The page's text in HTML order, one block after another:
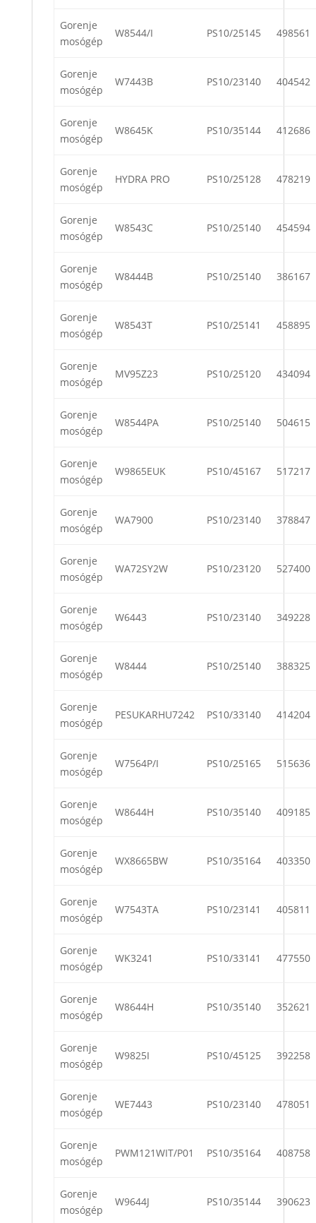
Gorenje
mosógép
W8544/I PS10/25145 498561
Gorenje
mosógép
W7443B PS10/23140 404542
Gorenje
mosógép
W8645K PS10/35144 412686
Gorenje
mosógép
HYDRA PRO PS10/25128 478219
Gorenje
mosógép
W8543C PS10/25140 454594
Gorenje
mosógép
W8444B PS10/25140 386167
Gorenje
mosógép
W8543T PS10/25141 458895
Gorenje
mosógép
MV95Z23 PS10/25120 434094
Gorenje
mosógép
W8544PA PS10/25140 504615
Gorenje
mosógép
W9865EUK PS10/45167 517217
Gorenje
mosógép
WA7900 PS10/23140 378847
Gorenje
mosógép
WA72SY2W PS10/23120 527400
Gorenje
mosógép
W6443 PS10/23140 349228
Gorenje
mosógép
W8444 PS10/25140 388325
Gorenje
mosógép
PESUKARHU7242 PS10/33140 414204
Gorenje
mosógép
W7564P/I PS10/25165 515636
Gorenje
mosógép
W8644H PS10/35140 409185
Gorenje
mosógép
WX8665BW PS10/35164 403350
Gorenje
mosógép
W7543TA PS10/23141 405811
Gorenje
mosógép
WK3241 PS10/33141 477550
Gorenje
mosógép
W8644H PS10/35140 352621
Gorenje
mosógép
W9825I PS10/45125 392258
Gorenje
mosógép
WE7443 PS10/23140 478051
Gorenje
mosógép
PWM121WIT/P01 PS10/35164 408758
Gorenje
mosógép
W9644J PS10/35144 390623